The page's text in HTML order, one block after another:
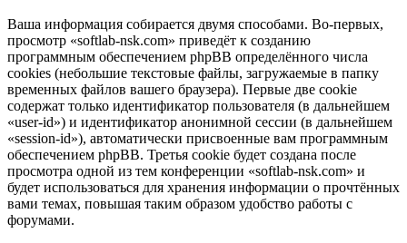
Ваша информация собирается двумя способами. Во-первых,
просмотр «softlab-nsk.com» приведёт к созданию
программным обеспечением phpBB определённого числа
cookies (небольшие текстовые файлы, загружаемые в папку
временных файлов вашего браузера). Первые две cookie
содержат только идентификатор пользователя (в дальнейшем
«user-id») и идентификатор анонимной сессии (в дальнейшем
«session-id»), автоматически присвоенные вам программным
обеспечением phpBB. Третья cookie будет создана после
просмотра одной из тем конференции «softlab-nsk.com» и
будет использоваться для хранения информации о прочтённых
вами темах, повышая таким образом удобство работы с
форумами.